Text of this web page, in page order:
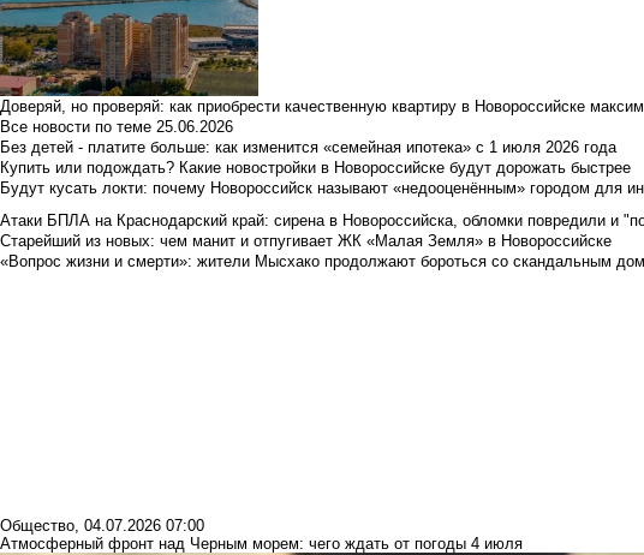
Доверяй, но проверяй: как приобрести качественную квартиру в Новороссийске
Все новости по теме 25.06.2026
Без детей - платите больше: как изменится «семейная ипотека» с 1 июля 2026 года
Купить или подождать? Какие новостройки в Новороссийске будут дорожать быстрее
Будут кусать локти: почему Новороссийск называют «недооценённым» городом для
Атаки БПЛА на Краснодарский край: сирена в Новороссийска, обломки повредили и
Старейший из новых: чем манит и отпугивает ЖК «Малая Земля» в Новороссийске
«Вопрос жизни и смерти»: жители Мысхако продолжают бороться со скандальным
Общество, 04.07.2026 07:00
Атмосферный фронт над Черным морем: чего ждать от погоды 4 июля